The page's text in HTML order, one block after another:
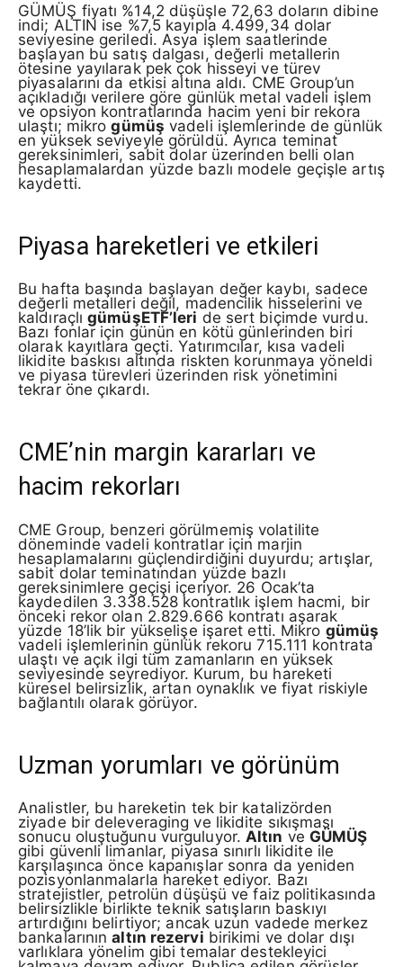
GÜMÜŞ fiyatı %14,2 düşüşle 72,63 doların dibine
indi; ALTIN ise %7,5 kayıpla 4.499,34 dolar
seviyesine geriledi. Asya işlem saatlerinde
başlayan bu satış dalgası, değerli metallerin
ötesine yayılarak pek çok hisseyi ve türev
piyasalarını da etkisi altına aldı. CME Group’un
açıkladığı verilere göre günlük metal vadeli işlem
ve opsiyon kontratlarında hacim yeni bir rekora
ulaştı; mikrogümüş vadeli işlemlerinde de günlük
en yüksek seviyeyle görüldü. Ayrıca teminat
gereksinimleri, sabit dolar üzerinden belli olan
hesaplamalardan yüzde bazlı modele geçişle artış
kaydetti.
Piyasa hareketleri ve etkileri
Bu hafta başında başlayan değer kaybı, sadece
değerli metalleri değil, madencilik hisselerini ve
kaldıraçlıgümüşETF’leri de sert biçimde vurdu.
Bazı fonlar için günün en kötü günlerinden biri
olarak kayıtlara geçti. Yatırımcılar, kısa vadeli
likidite baskısı altında riskten korunmaya yöneldi
ve piyasa türevleri üzerinden risk yönetimini
tekrar öne çıkardı.
CME’nin margin kararları ve
hacim rekorları
CME Group, benzeri görülmemiş volatilite
döneminde vadeli kontratlar için marjin
hesaplamalarını güçlendirdiğini duyurdu; artışlar,
sabit dolar teminatından yüzde bazlı
gereksinimlere geçişi içeriyor. 26 Ocak’ta
kaydedilen 3.338.528 kontratlık işlem hacmi, bir
önceki rekor olan 2.829.666 kontratı aşarak
yüzde 18’lik bir yükselişe işaret etti. Mikro gümüş
vadeli işlemlerinin günlük rekoru 715.111 kontrata
ulaştı ve açık ilgi tüm zamanların en yüksek
seviyesinde seyrediyor. Kurum, bu hareketi
küresel belirsizlik, artan oynaklık ve fiyat riskiyle
bağlantılı olarak görüyor.
Uzman yorumları ve görünüm
Analistler, bu hareketin tek bir katalizörden
ziyade bir deleveraging ve likidite sıkışması
sonucu oluştuğunu vurguluyor.Altın ve GÜMÜŞ
gibi güvenli limanlar, piyasa sınırlı likidite ile
karşılaşınca önce kapanışlar sonra da yeniden
pozisyonlanmalarla hareket ediyor. Bazı
stratejistler, petrolün düşüşü ve faiz politikasında
belirsizlikle birlikte teknik satışların baskıyı
artırdığını belirtiyor; ancak uzun vadede merkez
bankalarınınaltın rezervi birikimi ve dolar dışı
varlıklara yönelim gibi temalar destekleyici